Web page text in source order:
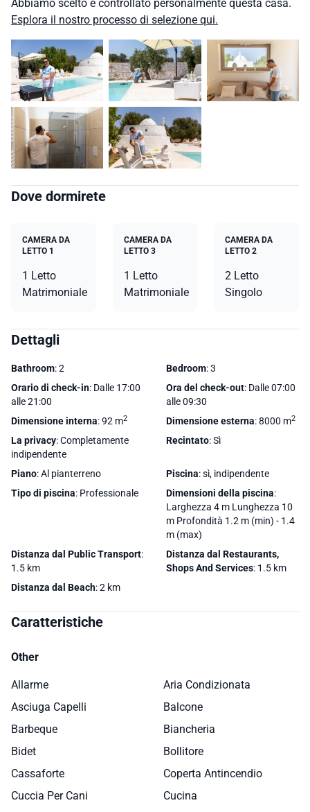
Abbiamo scelto e controllato personalmente questa casa.
Esplora il nostro processo di selezione qui.
Dove dormirete
CAMERA DA
LETTO 1
1 Letto
Matrimoniale
CAMERA DA
LETTO 3
1 Letto
Matrimoniale
CAMERA DA
LETTO 2
2 Letto
Singolo
Dettagli
Bathroom: 2 Bedroom: 3
Orario di check-in: Dalle 17:00
alle 21:00
Ora del check-out: Dalle 07:00
alle 09:30
Dimensione interna: 92 m2 Dimensione esterna: 8000 m2
La privacy: Completamente
indipendente
Recintato: Sì
Piano: Al pianterreno Piscina: sì, indipendente
Tipo di piscina: Professionale Dimensioni della piscina:
Larghezza 4 m Lunghezza 10
m Profondità 1.2 m (min) - 1.4
m (max)
Distanza dal Public Transport:
1.5 km
Distanza dal Restaurants,
Shops And Services: 1.5 km
Distanza dal Beach: 2 km
Caratteristiche
Other
Allarme
Aria Condizionata
Asciuga Capelli
Balcone
Barbeque
Biancheria
Bidet
Bollitore
Cassaforte
Coperta Antincendio
Cuccia Per Cani
Cucina